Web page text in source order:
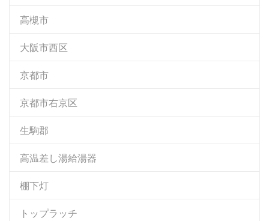
高槻市
大阪市西区
京都市
京都市右京区
生駒郡
高温差し湯給湯器
棚下灯
トップラッチ